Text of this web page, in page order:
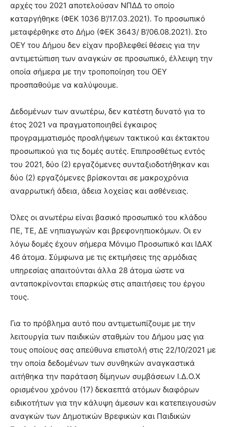
αρχές του 2021 αποτελούσαν ΝΠΔΔ το οποίο
καταργήθηκε (ΦΕΚ 1036 Β’/17.03.2021). Το προσωπικό
μεταφέρθηκε στο Δήμο (ΦΕΚ 3643/ Β’/06.08.2021). Στο
ΟΕΥ του Δήμου δεν είχαν προβλεφθεί θέσεις για την
αντιμετώπιση των αναγκών σε προσωπικό, έλλειψη την
οποία σήμερα με την τροποποίηση του ΟΕΥ
προσπαθούμε να καλύψουμε.
Δεδομένων των ανωτέρω, δεν κατέστη δυνατό για το
έτος 2021 να πραγματοποιηθεί έγκαιρος
προγραμματισμός προσλήψεων τακτικού και έκτακτου
προσωπικού για τις δομές αυτές. Επιπροσθέτως εντός
του 2021, δύο (2) εργαζόμενες συνταξιοδοτήθηκαν και
δύο (2) εργαζόμενες βρίσκονται σε μακροχρόνια
αναρρωτική άδεια, άδεια λοχείας και ασθένειας.
Όλες οι ανωτέρω είναι βασικό προσωπικό του κλάδου
ΠΕ, ΤΕ, ΔΕ νηπιαγωγών και βρεφονηπιοκόμων. Οι εν
λόγω δομές έχουν σήμερα Μόνιμο Προσωπικό και ΙΔΑΧ
46 άτομα. Σύμφωνα με τις εκτιμήσεις της αρμόδιας
υπηρεσίας απαιτούνται άλλα 28 άτομα ώστε να
ανταποκρίνονται επαρκώς στις απαιτήσεις του έργου
τους.
Για το πρόβλημα αυτό που αντιμετωπίζουμε με την
λειτουργία των παιδικών σταθμών του Δήμου μας για
τους οποίους σας απεύθυνα επιστολή στις 22/10/2021 με
την οποία δεδομένων των συνθηκών αναγκαστικά
αιτήθηκα την παράταση δίμηνων συμβάσεων Ι.Δ.Ο.Χ
ορισμένου χρόνου (17) δεκαεπτά ατόμων διαφόρων
ειδικοτήτων για την κάλυψη άμεσων και κατεπειγουσών
αναγκών των Δημοτικών Βρεφικών και Παιδικών